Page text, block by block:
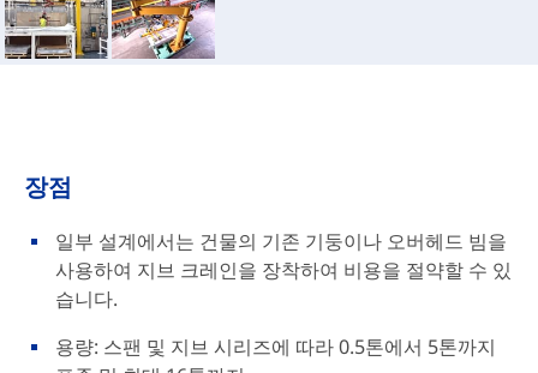
장점
일부 설계에서는 건물의 기존 기둥이나 오버헤드 빔을
사용하여 지브 크레인을 장착하여 비용을 절약할 수 있
습니다.
용량: 스팬 및 지브 시리즈에 따라 0.5톤에서 5톤까지